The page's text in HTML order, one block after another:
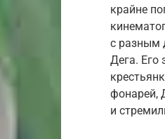
крайне
с разным
Дега. Его
фонарей,
и